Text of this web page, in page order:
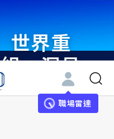
世界重
組・洞見
未來 與
世界領袖
職場雷達